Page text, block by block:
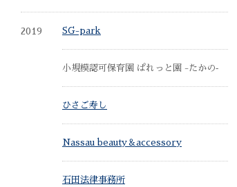
2019 SG-park
小規模認可保育園 ぱれっと園 -たかの‐
ひさご寿し
Nassau beauty＆accessory
石田法律事務所